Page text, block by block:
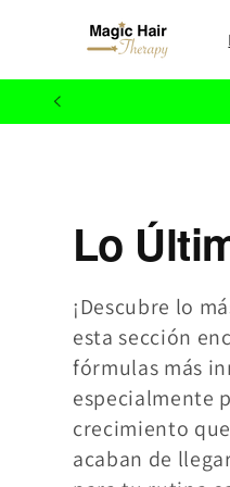
directamente
al contenido
C
o
l
e
c
Lo
¡Descubre lo
esta sección
fórmulas más
especialmente
crecimiento
acaban de